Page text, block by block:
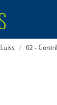
02 -